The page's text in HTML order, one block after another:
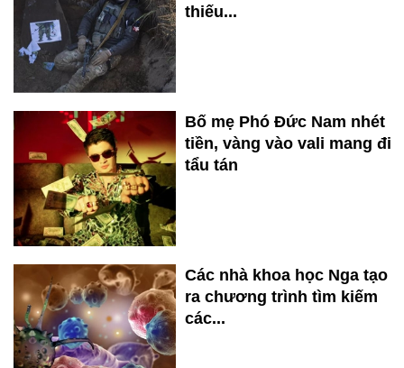
thiếu...
Bố mẹ Phó Đức Nam nhét
tiền, vàng vào vali mang đi
tẩu tán
Các nhà khoa học Nga tạo
ra chương trình tìm kiếm
các...